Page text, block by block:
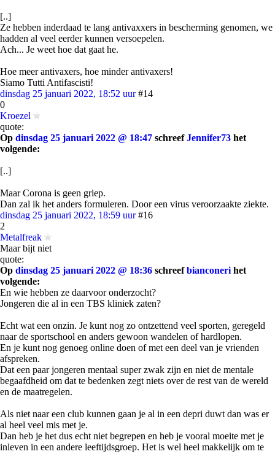
[..]
Ze hebben inderdaad te lang antivaxxers in bescherming genomen, we
hadden al veel eerder kunnen versoepelen.
Ach... Je weet hoe dat gaat he.
Hoe meer antivaxers, hoe minder antivaxers!
Siamo Tutti Antifascisti!
dinsdag 25 januari 2022, 18:52 uur #14
0
Kroezel
quote:
Op dinsdag 25 januari 2022 @ 18:47 schreefJennifer73 het
volgende:
[..]
Maar Corona is geen griep.
Dan zal ik het anders formuleren. Door een virus veroorzaakte ziekte.
dinsdag 25 januari 2022, 18:59 uur #16
2
Metalfreak
Maar bijt niet
quote:
Op dinsdag 25 januari 2022 @ 18:36 schreefbianconeri het
volgende:
En wie hebben ze daarvoor onderzocht?
Jongeren die al in een TBS kliniek zaten?
Echt wat een onzin. Je kunt nog zo ontzettend veel sporten, geregeld
naar de sportschool en anders gewoon wandelen of hardlopen.
En je kunt nog genoeg online doen of met een deel van je vrienden
afspreken.
Dat een paar jongeren mentaal super zwak zijn en niet de mentale
begaafdheid om dat te bedenken zegt niets over de rest van de wereld
en de maatregelen.
Als niet naar een club kunnen gaan je al in een depri duwt dan was er
al heel veel mis met je.
Dan heb je het dus echt niet begrepen en heb je vooral moeite met je
inleven in een andere leeftijdsgroep. Het is wel heel makkelijk om te